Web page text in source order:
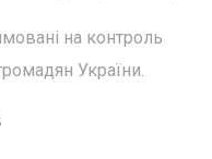
на контроль
України.